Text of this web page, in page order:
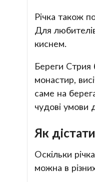
Річка також
Для
киснем.
Береги Стрия
монастир,
саме на
чудові умови
Як
Оскільки
можна в